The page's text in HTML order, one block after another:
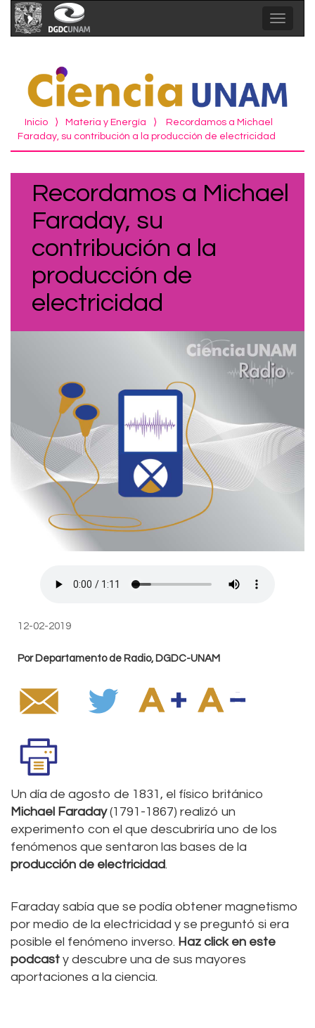
Toggle
Inicio ⟩ Materia y Energía ⟩
Recordamos a Michael
Faraday, su contribución a la producción de electricidad
Recordamos a Michael
Faraday, su
contribución a la
producción de
electricidad
12-02-2019
Por Departamento de Radio, DGDC-UNAM
Un día de agosto de 1831, el físico británico
Michael Faraday(1791-1867) realizó un
experimento con el que descubriría uno de los
fenómenos que sentaron las bases de la
producción de electricidad.
Faraday sabía que se podía obtener magnetismo
por medio de la electricidad y se preguntó si era
posible el fenómeno inverso. Haz click en este
podcast y descubre una de sus mayores
aportaciones a la ciencia.